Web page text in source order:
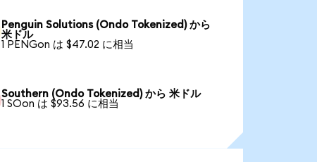
Penguin Solutions (Ondo Tokenized) から
米ドル
1 PENGon は $47.02 に相当
Southern (Ondo Tokenized) から 米ドル
1 SOon は $93.56 に相当